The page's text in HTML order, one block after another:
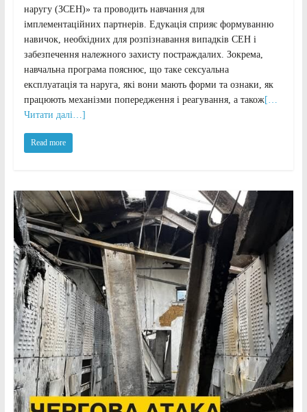
наругу (ЗСЕН)» та проводить навчання для
імплементаційних партнерів. Едукація сприяє формуванню
навичок, необхідних для розпізнавання випадків СЕН і
забезпечення належного захисту постраждалих. Зокрема,
навчальна програма пояснює, що таке сексуальна
експлуатація та наруга, які вони мають форми та ознаки, як
працюють механізми попередження і реагування, а також[…
Читати далі…]
Read more